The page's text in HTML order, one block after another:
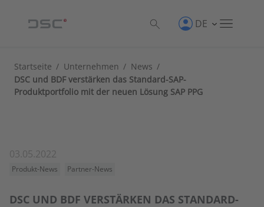
DE
Startseite / Unternehmen / News /
DSC und BDF verstärken das Standard-SAP-
Produktportfolio mit der neuen Lösung SAP PPG
03.05.2022
Produkt-News Partner-News
DSC UND BDF VERSTÄRKEN DAS STANDARD-